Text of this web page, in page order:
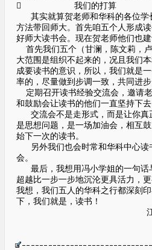
 我们的打算
其实就算贺老师和华科的各位学
方法带回师大。首先咱五个人形成
好师大读书会。现在贺老师他们也
首先我们五个（甘澜，陈文莉，
大范围是组织不起来的，况且我们
成要读书的意识，所以，我们就是
率的，尽量做到步调一致，共同进
定期召开读书经验交流会，邀请
和鼓励会让读书的他们一直坚持下
交流会不是走形式，而是让你真
是思想问题，是一场加油会，相互
始下一次的读书。
另外我们也会时常和华科中心读
会。
最后，我想用冯小学姐的一句话
超越比一步一步地沉沦更具活力，
我想，我们五人的华科之行都深刻
下，我们就是，读
江西师范大学政法